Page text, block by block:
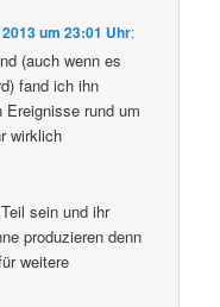
um 23:01 Uhr:
(auch wenn es
fand ich ihn
rund um
wirklich
sein und ihr
produzieren denn
weitere